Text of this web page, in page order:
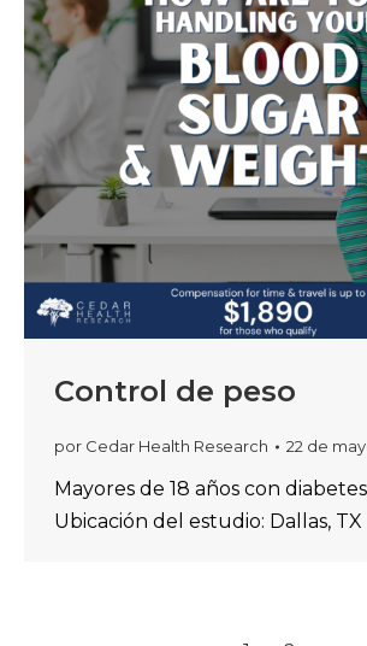
Control de peso
por Cedar Health Research 22 de
Mayores de 18 años con
Ubicación del estudio: Dallas, TX